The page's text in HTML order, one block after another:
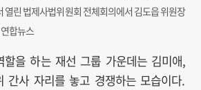
열린 법제사법위원회 전체회의에서 김도읍 위원장
합뉴스
을 하는 재선 그룹 가운데는 김미애,
간사 자리를 놓고 경쟁하는 모습이다.